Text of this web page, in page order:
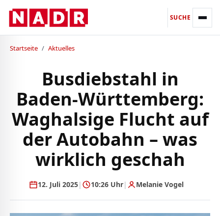
SUCHE
Startseite / Aktuelles
Busdiebstahl in
Baden-Württemberg:
Waghalsige Flucht auf
der Autobahn – was
wirklich geschah
12. Juli 2025| 10:26 Uhr| Melanie Vogel